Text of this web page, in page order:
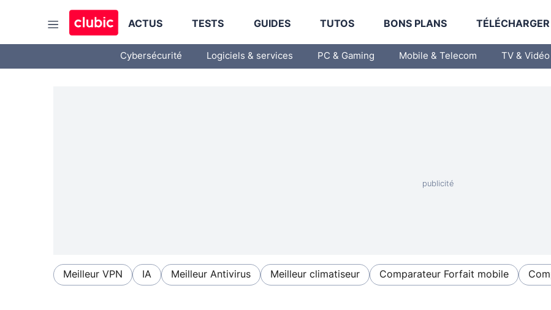
ACTUS TESTS GUIDES TUTOS BONS PLANS TÉLÉCHARGER
Cybersécurité Logiciels & services PC & Gaming Mobile & Telecom TV & Vidéo
Meilleur VPN IA Meilleur Antivirus Meilleur climatiseur Comparateur Forfait mobile